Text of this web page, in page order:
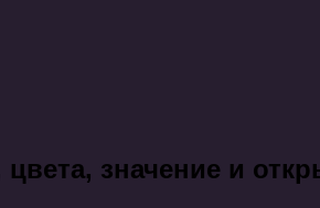
значение и